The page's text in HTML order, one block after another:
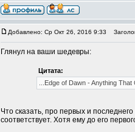
Добавлено: Ср Окт 26, 2016 9:33
Глянул на ваши шедевры:
Цитата:
...Edge of Dawn - Anything
Что сказать, про первых и
соответствует. Хотя ему до его